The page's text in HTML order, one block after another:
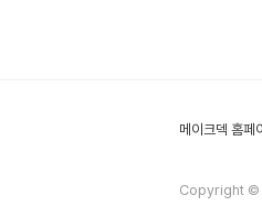
메이크덱 홈페
Copyright ©